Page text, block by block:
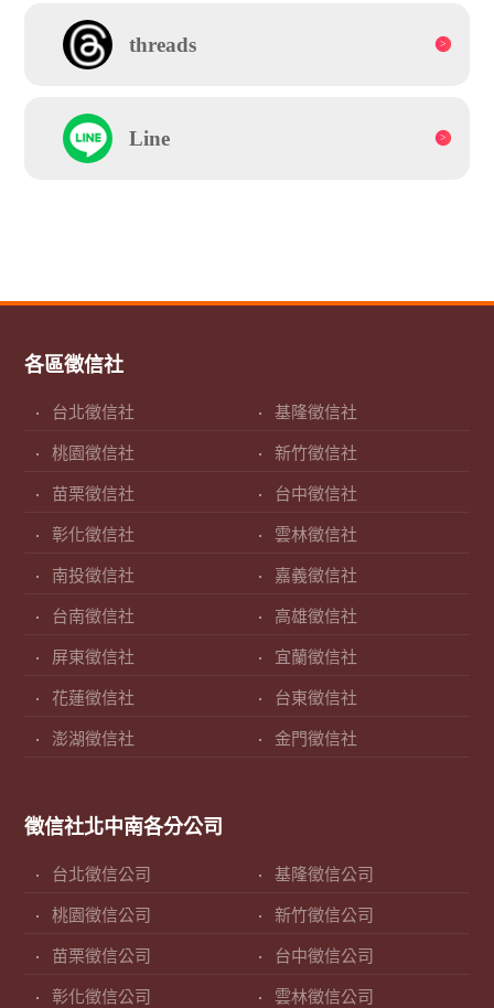
threads
Line
各區徵信社
台北徵信社 基隆徵信社
桃園徵信社 新竹徵信社
苗栗徵信社 台中徵信社
彰化徵信社 雲林徵信社
南投徵信社 嘉義徵信社
台南徵信社 高雄徵信社
屏東徵信社 宜蘭徵信社
花蓮徵信社 台東徵信社
澎湖徵信社 金門徵信社
徵信社北中南各分公司
台北徵信公司 基隆徵信公司
桃園徵信公司 新竹徵信公司
苗栗徵信公司 台中徵信公司
彰化徵信公司 雲林徵信公司